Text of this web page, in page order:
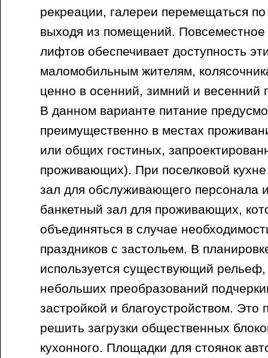
рекреации, галереи перемещаться
выходя из помещений. Повсеместное
лифтов обеспечивает доступность
маломобильным жителям,
ценно в осенний, зимний и весенний
В данном варианте питание
преимущественно в местах
или общих гостиных,
проживающих). При поселковой
зал для обслуживающего персонала
банкетный зал для проживающих,
объединяться в случае
праздников с застольем. В
используется существующий
небольших преобразований
застройкой и благоустройством. Это
решить загрузки общественных
кухонного. Площадки для стоянок